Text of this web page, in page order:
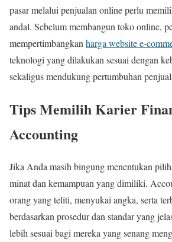
pasar melalui penjualan online perlu
andal. Sebelum membangun toko online,
mempertimbangkan harga website e-
teknologi yang dilakukan sesuai dengan
sekaligus mendukung pertumbuhan
Tips Memilih Karier
Accounting
Jika Anda masih bingung menentukan
minat dan kemampuan yang dimiliki.
orang yang teliti, menyukai angka, serta
berdasarkan prosedur dan standar yang
lebih sesuai bagi mereka yang senang